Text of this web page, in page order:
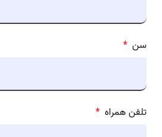
سن *
تلفن همراه *